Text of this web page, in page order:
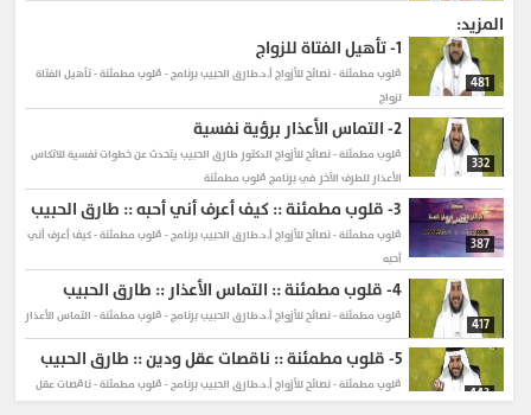
المزيد:
481
1- تأهيل الفتاة للزواج
قلوب مطمئنة - نصائح للأزواجأ.د.طارق الحبيب برنامج - قلوب مطمئنة - تأهيل الفتاة
لزواج
332
2- التماس الأعذار برؤية نفسية
قلوب مطمئنة - نصائح للأزواج الدكتور طارق الحبيب يتحدث عن خطوات نفسية للاتكاس
الأعذار للطرف الآخر في برنامج قلوب مطمئنة
387
3- قلوب مطمئنة :: كيف أعرف أني أحبه :: طارق الحبيب
قلوب مطمئنة - نصائح للأزواجأ.د.طارق الحبيب برنامج - قلوب مطمئنة - كيف أعرف أني
أحبه
417
4- قلوب مطمئنة :: التماس الأعذار :: طارق الحبيب
قلوب مطمئنة - نصائح للأزواجأ.د.طارق الحبيب برنامج - قلوب مطمئنة - التماس الأعذار
443
5- قلوب مطمئنة :: ناقصات عقل ودين :: طارق الحبيب
قلوب مطمئنة - نصائح للأزواجأ.د.طارق الحبيب برنامج - قلوب مطمئنة - ناقصات عقل